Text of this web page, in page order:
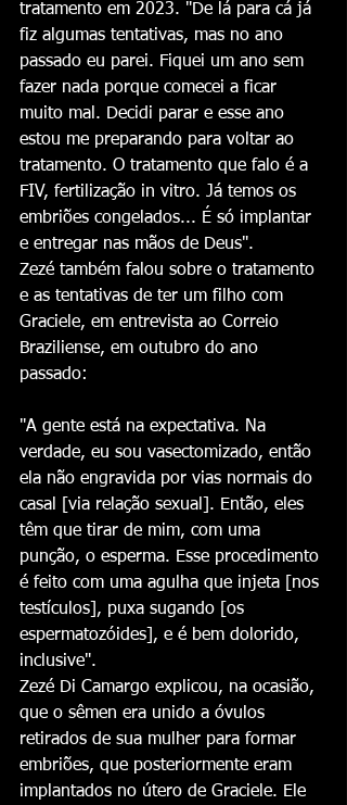
tratamento em 2023. "De lá para cá já
fiz algumas tentativas, mas no ano
passado eu parei. Fiquei um ano sem
fazer nada porque comecei a ficar
muito mal. Decidi parar e esse ano
estou me preparando para voltar ao
tratamento. O tratamento que falo é a
FIV, fertilização in vitro. Já temos os
embriões congelados... É só implantar
e entregar nas mãos de Deus".
Zezé também falou sobre o tratamento
e as tentativas de ter um filho com
Graciele, em entrevista ao Correio
Braziliense, em outubro do ano
passado:
"A gente está na expectativa. Na
verdade, eu sou vasectomizado, então
ela não engravida por vias normais do
casal [via relação sexual]. Então, eles
têm que tirar de mim, com uma
punção, o esperma. Esse procedimento
é feito com uma agulha que injeta [nos
testículos], puxa sugando [os
espermatozóides], e é bem dolorido,
inclusive".
Zezé Di Camargo explicou, na ocasião,
que o sêmen era unido a óvulos
retirados de sua mulher para formar
embriões, que posteriormente eram
implantados no útero de Graciele. Ele